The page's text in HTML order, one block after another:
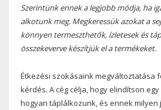
Szerintünk ennek a legjobb módja, ha
alkotunk meg. Megkeressük azokat a
könnyen termeszthetők, ízletesek és
összekeverve készítjük el a termékeket.
Étkezési szokásaink megváltoztatása
kérdés. A cég célja, hogy elindítson
hogyan táplálkozunk, és ennek